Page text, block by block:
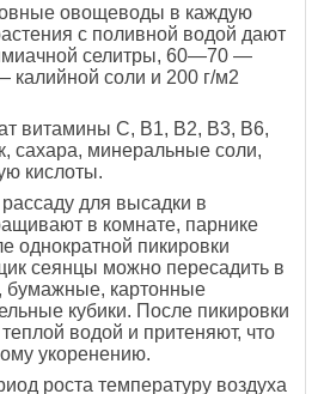
овощеводы в каждую
с поливной водой дают
селитры, 60—70 —
соли и 200 г/м2
витамины С, В1, В2, В3, В6,
сахара, минеральные соли,
кислоты.
для высадки в
в комнате, парнике
однократной пикировки
сеянцы можно пересадить в
бумажные, картонные
кубики. После пикировки
водой и притеняют, что
укоренению.
роста температуру воздуха